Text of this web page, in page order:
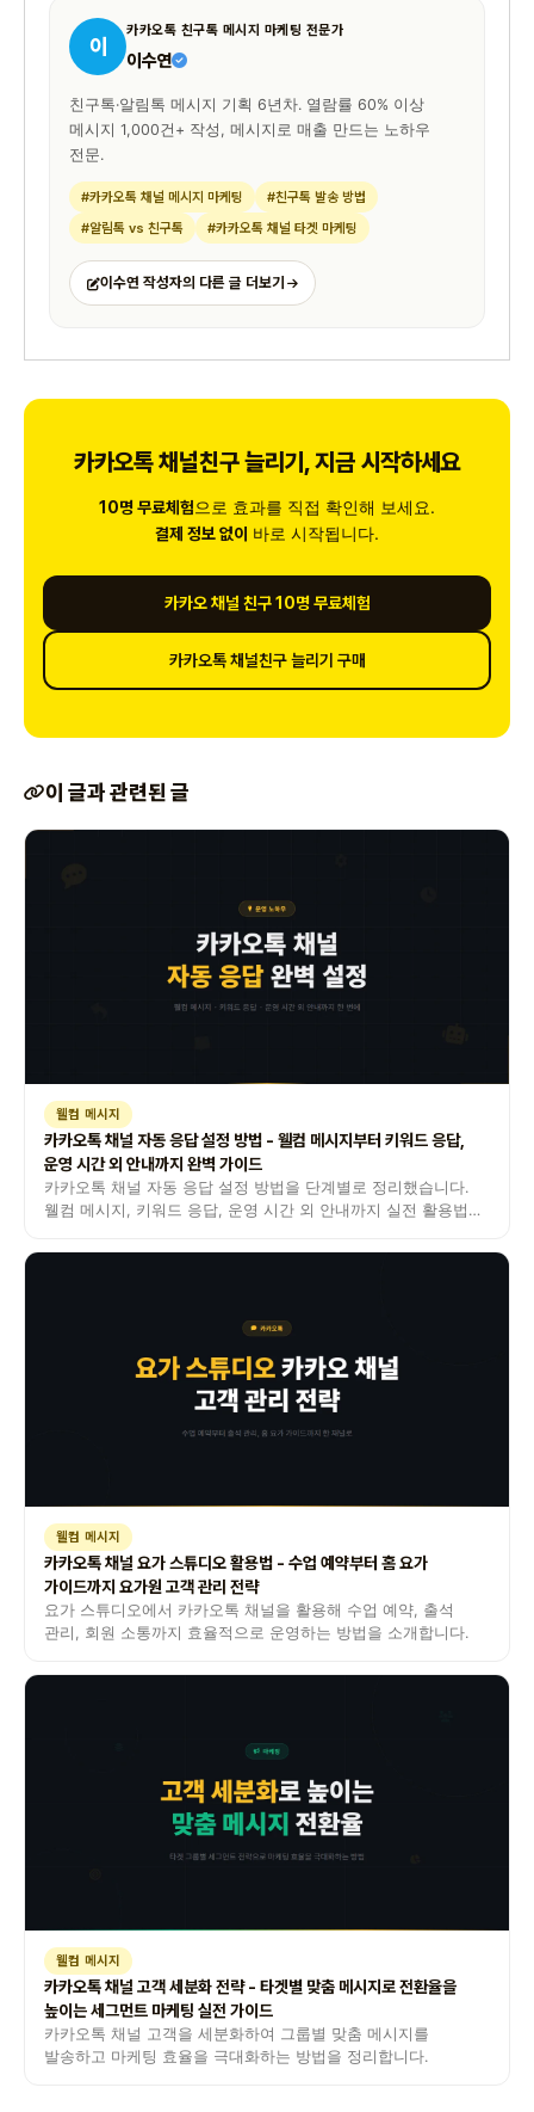
이
카카오톡 친구톡 메시지 마케팅 전문가
이수연
친구톡·알림톡 메시지 기획 6년차. 열람률 60% 이상
메시지 1,000건+ 작성, 메시지로 매출 만드는 노하우
전문.
#카카오톡 채널 메시지 마케팅
#친구톡 발송 방법
#알림톡 vs 친구톡
#카카오톡 채널 타겟 마케팅
이수연 작성자의 다른 글 더보기
카카오톡 채널친구 늘리기, 지금 시작하세요
10명 무료체험으로 효과를 직접 확인해 보세요.
결제 정보 없이 바로 시작됩니다.
카카오 채널 친구 10명 무료체험
카카오톡 채널친구 늘리기 구매
이 글과 관련된 글
웰컴 메시지
카카오톡 채널 자동 응답 설정 방법 - 웰컴 메시지부터 키워드 응답,
운영 시간 외 안내까지 완벽 가이드
카카오톡 채널 자동 응답 설정 방법을 단계별로 정리했습니다.
웰컴 메시지, 키워드 응답, 운영 시간 외 안내까지 실전 활용법을
웰컴 메시지
카카오톡 채널 요가 스튜디오 활용법 - 수업 예약부터 홈 요가
가이드까지 요가원 고객 관리 전략
요가 스튜디오에서 카카오톡 채널을 활용해 수업 예약, 출석
관리, 회원 소통까지 효율적으로 운영하는 방법을 소개합니다.
웰컴 메시지
카카오톡 채널 고객 세분화 전략 - 타겟별 맞춤 메시지로 전환율을
높이는 세그먼트 마케팅 실전 가이드
카카오톡 채널 고객을 세분화하여 그룹별 맞춤 메시지를
발송하고 마케팅 효율을 극대화하는 방법을 정리합니다.